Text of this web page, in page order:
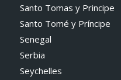
Santo Tomas y Principe
Santo Tomé y Príncipe
Senegal
Serbia
Seychelles